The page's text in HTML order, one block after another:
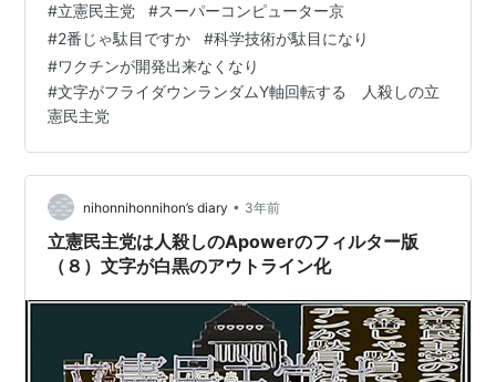
#立憲民主党 #スーパーコンピューター京
#2番じゃ駄目ですか #科学技術が駄目になり
#ワクチンが開発出来なくなり
#文字がフライダウンランダムY軸回転する 人殺しの立
憲民主党
nihonnihonnihon’s diary • 3年前
立憲民主党は人殺しのApowerのフィルター版
（８）文字が白黒のアウトライン化